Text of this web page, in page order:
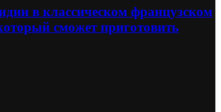
в классическом французском
сможет приготовить